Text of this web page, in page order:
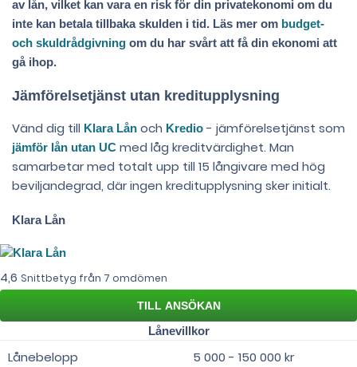
av lån, vilket kan vara en risk för din privatekonomi om du
inte kan betala tillbaka skulden i tid. Läs mer om budget-
och skuldrådgivning om du har svårt att få din ekonomi att
gå ihop.
Jämförelsetjänst utan kreditupplysning
Vänd dig till Klara Lån och Kredio - jämförelsetjänst som
jämför lån utan UC med låg kreditvärdighet. Man
samarbetar med totalt upp till 15 långivare med hög
beviljandegrad, där ingen kreditupplysning sker initialt.
Klara Lån
4,6 Snittbetyg från 7 omdömen
Lånevillkor
Lånebelopp
5 000 - 150 000 kr